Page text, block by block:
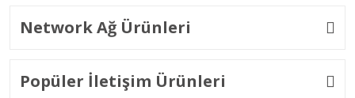
Network Ağ Ürünleri
Popüler İletişim Ürünleri